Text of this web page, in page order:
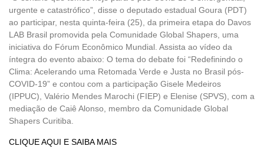
urgente e catastrófico”, disse o deputado estadual Goura (PDT)
ao participar, nesta quinta-feira (25), da primeira etapa do Davos
LAB Brasil promovida pela Comunidade Global Shapers, uma
iniciativa do Fórum Econômico Mundial. Assista ao vídeo da
íntegra do evento abaixo: O tema do debate foi “Redefinindo o
Clima: Acelerando uma Retomada Verde e Justa no Brasil pós-
COVID-19” e contou com a participação Gisele Medeiros
(IPPUC), Valério Mendes Marochi (FIEP) e Elenise (SPVS), com a
mediação de Caiê Alonso, membro da Comunidade Global
Shapers Curitiba.
CLIQUE AQUI E SAIBA MAIS